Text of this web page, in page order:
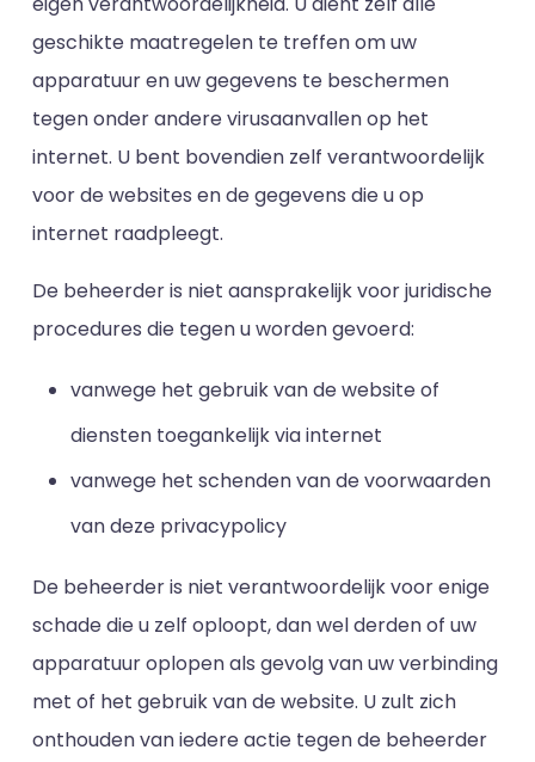
geschikte maatregelen te treffen om uw
apparatuur en uw gegevens te beschermen
tegen onder andere virusaanvallen op het
internet. U bent bovendien zelf verantwoordelijk
voor de websites en de gegevens die u op
internet raadpleegt.
De beheerder is niet aansprakelijk voor juridische
procedures die tegen u worden gevoerd:
vanwege het gebruik van de website of
diensten toegankelijk via internet
vanwege het schenden van de voorwaarden
van deze privacypolicy
De beheerder is niet verantwoordelijk voor enige
schade die u zelf oploopt, dan wel derden of uw
apparatuur oplopen als gevolg van uw verbinding
met of het gebruik van de website. U zult zich
onthouden van iedere actie tegen de beheerder